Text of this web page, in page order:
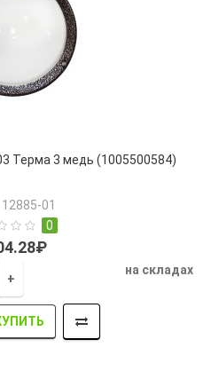
Терма 3 медь (1005500584)
01
0
+
на складах